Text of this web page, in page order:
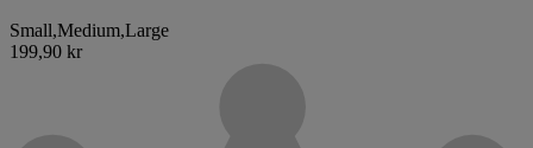
Small,Medium,Large
199,90 kr